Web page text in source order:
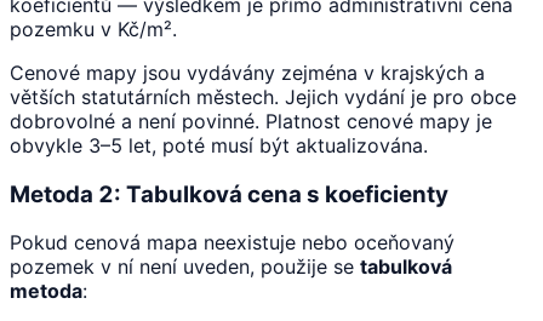
pozemku v Kč/m².
Cenové mapy jsou vydávány zejména v krajských a
větších statutárních městech. Jejich vydání je pro obce
dobrovolné a není povinné. Platnost cenové mapy je
obvykle 3–5 let, poté musí být aktualizována.
Metoda 2: Tabulková cena s koeficienty
Pokud cenová mapa neexistuje nebo oceňovaný
pozemek v ní není uveden, použije se tabulková
metoda: